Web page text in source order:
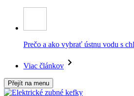
Prečo a ako vybrať ústnu vodu s
Viac článkov
Přejít na menu